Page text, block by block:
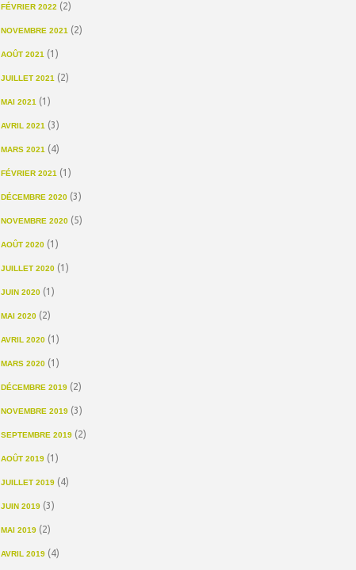
FÉVRIER 2022 (2)
NOVEMBRE 2021 (2)
AOÛT 2021 (1)
JUILLET 2021 (2)
MAI 2021 (1)
AVRIL 2021 (3)
MARS 2021 (4)
FÉVRIER 2021 (1)
DÉCEMBRE 2020 (3)
NOVEMBRE 2020 (5)
AOÛT 2020 (1)
JUILLET 2020 (1)
JUIN 2020 (1)
MAI 2020 (2)
AVRIL 2020 (1)
MARS 2020 (1)
DÉCEMBRE 2019 (2)
NOVEMBRE 2019 (3)
SEPTEMBRE 2019 (2)
AOÛT 2019 (1)
JUILLET 2019 (4)
JUIN 2019 (3)
MAI 2019 (2)
AVRIL 2019 (4)